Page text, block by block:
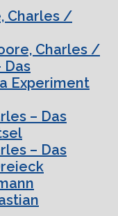
Charles /
Charles /
Das
Experiment
– Das
– Das